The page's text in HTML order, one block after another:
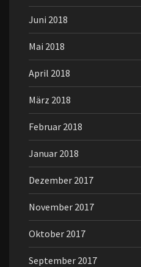
Juni 2018
Mai 2018
April 2018
März 2018
Februar 2018
Januar 2018
Dezember 2017
November 2017
Oktober 2017
September 2017